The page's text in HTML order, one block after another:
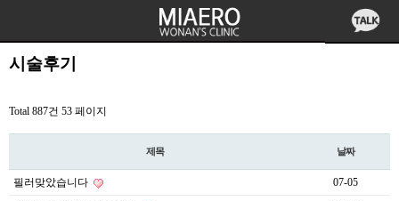
시술후기
Total 887건 53 페이지
제목 날짜
필러맞았습니다 07-05